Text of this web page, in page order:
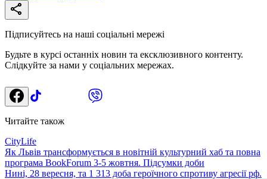
Підписуйтесь на наші соціальні мережі
Будьте в курсі останніх новин та ексклюзивного контенту.
Слідкуйте за нами у соціальних мережах.
Читайте також
CityLife
Як Львів трансформується в новітній культурний хаб та повна
програма BookForum 3-5 жовтня. Підсумки доби
Нині, 28 вересня, та 1 313 доба героїчного спротиву агресії рф.